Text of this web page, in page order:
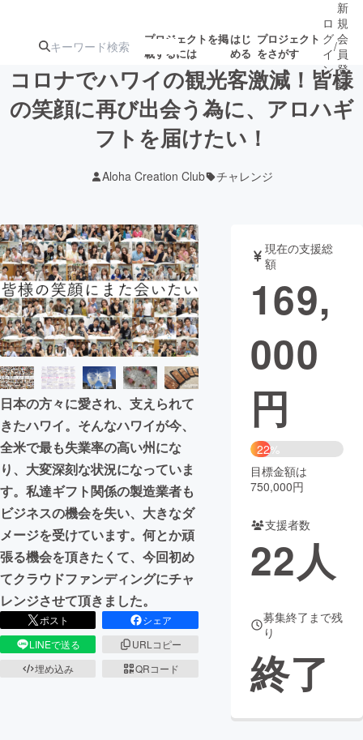
プロジェクトを掲
載するには
はじ
める
プロジェクト
をさがす
注目のリ
注目の新着プロ
ジェクト
募集終了が近いプ
テクノロジー・ガジェット
映像・映画 書籍・雑誌
ビジネス・起業 チャレンジ
まちづくり・地域活性化
CAMPFIRE for Social Good
CAMPFIRE Creation
CAMPFIREふるさと納税machi-ya コミュニティ
ロ
グ
イ
ン
/
新
規
会
員
登
録
コロナでハワイの観光客激減！皆様
の笑顔に再び出会う為に、アロハギ
フトを届けたい！
Aloha Creation Club チャレンジ
日本の方々に愛され、支えられて
きたハワイ。そんなハワイが今、
全米で最も失業率の高い州にな
り、大変深刻な状況になっていま
す。私達ギフト関係の製造業者も
ビジネスの機会を失い、大きなダ
メージを受けています。何とか頑
張る機会を頂きたくて、今回初め
てクラウドファンディングにチャ
レンジさせて頂きました。
ポスト
シェア
LINEで送る
URLコピー
埋め込み
QRコード
現在の支援総
額
169,
000
円
22%
目標金額は
750,000円
支援者数
22人
募集終了まで残
り
終了